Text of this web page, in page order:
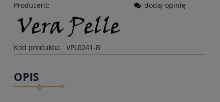
Producent:
Kod produktu: VPL0241-B
dodaj opinię
OPIS